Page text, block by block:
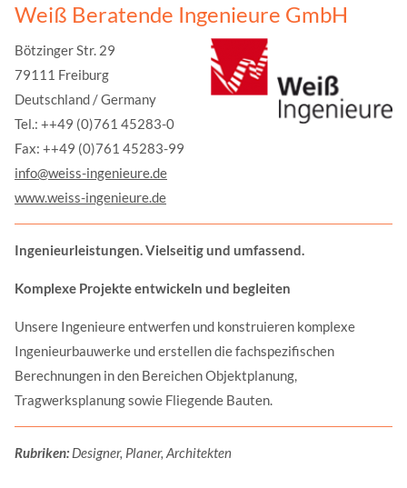
Weiß Beratende Ingenieure GmbH
Bötzinger Str. 29
79111 Freiburg
Deutschland / Germany
Tel.: ++49 (0)761 45283-0
Fax: ++49 (0)761 45283-99
info@weiss-ingenieure.de
www.weiss-ingenieure.de
Ingenieurleistungen. Vielseitig und umfassend.
Komplexe Projekte entwickeln und begleiten
Unsere Ingenieure entwerfen und konstruieren komplexe
Ingenieurbauwerke und erstellen die fachspezifischen
Berechnungen in den Bereichen Objektplanung,
Tragwerksplanung sowie Fliegende Bauten.
Rubriken: Designer, Planer, Architekten